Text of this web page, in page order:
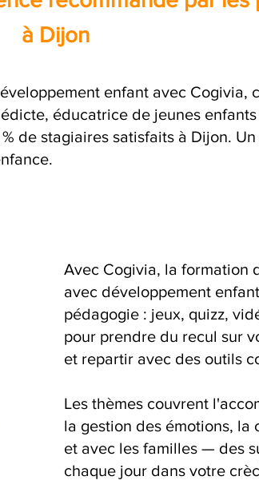
à Dijon
enfant avec Cogivia,
éducatrice de jeunes enfants
de stagiaires satisfaits à Dijon.
Avec Cogivia, la formation
avec développement
pédagogie : jeux, quizz,
pour prendre du recul sur
et repartir avec des outils
Les thèmes couvrent
la gestion des émotions, la
et avec les familles — des
chaque jour dans votre